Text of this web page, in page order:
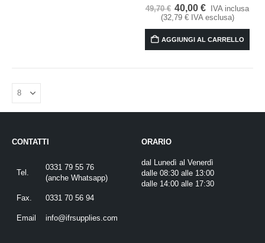
49,70€ Il
prezzo
49,70 €.
40,00€Il
prezzo
attuale
40,00 €.
IVA inclusa
(32,79 €IVA esclusa)
AGGIUNGI AL CARRELLO
CONTATTI
Tel.
0331 79 55 76
(anche Whatsapp)
Fax. 0331 70 56 94
Email info@ifrsupplies.com
ORARIO
dal Lunedì al Venerdì
dalle 08:30 alle 13:00
dalle 14:00 alle 17:30